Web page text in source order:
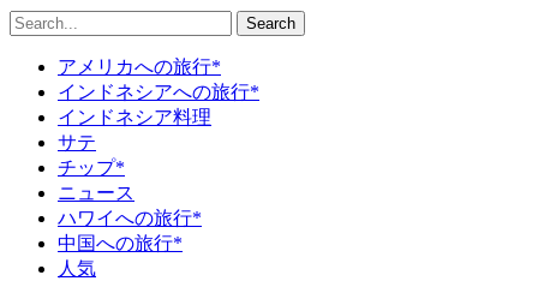
Search
アメリカへの旅行*
インドネシアへの旅行*
インドネシア料理
サテ
チップ*
ニュース
ハワイへの旅行*
中国への旅行*
人気